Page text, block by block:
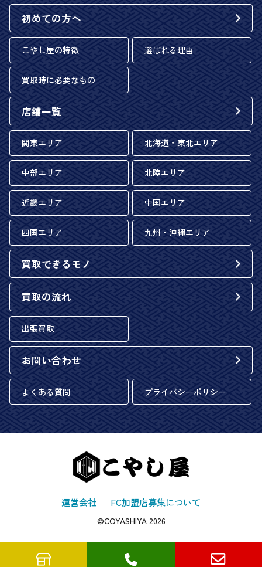
初めての方へ
こやし屋の特徴 選ばれる理由
買取時に必要なもの
店舗一覧
関東エリア 北海道・東北エリア
中部エリア 北陸エリア
近畿エリア 中国エリア
四国エリア 九州・沖縄エリア
買取できるモノ
買取の流れ
出張買取
お問い合わせ
よくある質問 プライバシーポリシー
運営会社 FC加盟店募集について
©COYASHIYA 2026